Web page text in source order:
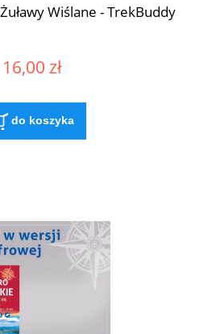
Wiślane - TrekBuddy
16,00 zł
do koszyka